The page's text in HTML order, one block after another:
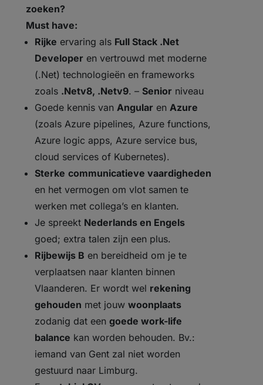
zoeken?
Must have:
Rijke ervaring als Full Stack .Net
Developer en vertrouwd met moderne
(.Net) technologieën en frameworks
zoals .Netv8, .Netv9. – Senior niveau
Goede kennis vanAngular enAzure
(zoals Azure pipelines, Azure functions,
Azure logic apps, Azure service bus,
cloud services of Kubernetes).
Sterke communicatieve vaardigheden
en het vermogen om vlot samen te
werken met collega’s en klanten.
Je spreekt Nederlands en Engels
goed; extra talen zijn een plus.
Rijbewijs B en bereidheid om je te
verplaatsen naar klanten binnen
Vlaanderen. Er wordt wel rekening
gehouden met jouwwoonplaats
zodanig dat eengoede work-life
balance kan worden behouden. Bv.:
iemand van Gent zal niet worden
gestuurd naar Limburg.